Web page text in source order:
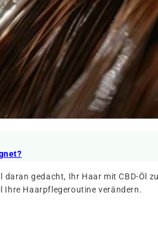
gedacht, Ihr Haar mit CBD-Öl
Ihre Haarpflegeroutine verändern.